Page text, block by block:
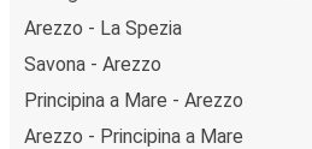
Arezzo - La Spezia
Savona - Arezzo
Principina a Mare - Arezzo
Arezzo - Principina a Mare